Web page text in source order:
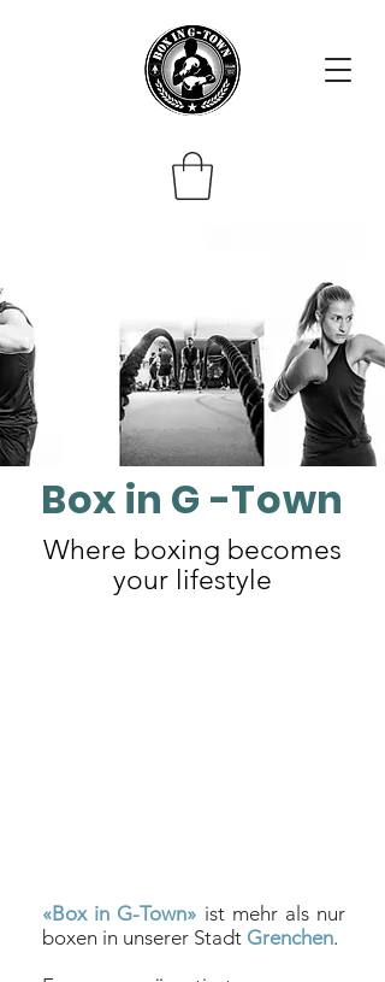
Box in G -Town
Where boxing becomes
your lifestyle
«Box in G-Town» ist mehr als nur
boxen in unserer Stadt Grenchen.